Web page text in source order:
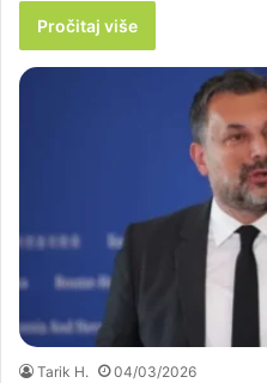
Pročitaj više
Tarik H. 04/03/2026